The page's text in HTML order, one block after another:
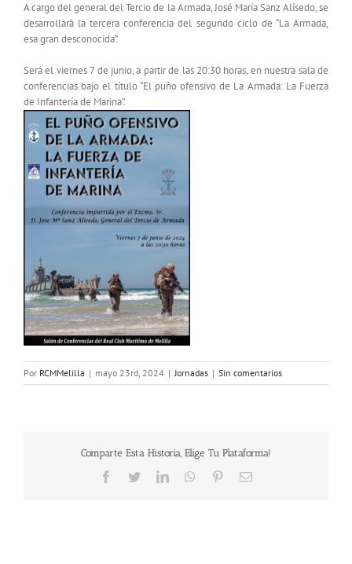
A cargo del general del Tercio de la Armada, José María Sanz Alísedo, se
desarrollará la tercera conferencia del segundo ciclo de “La Armada,
esa gran desconocida”.
Será el viernes 7 de junio, a partir de las 20:30 horas, en nuestra sala de
conferencias bajo el título “El puño ofensivo de La Armada: La Fuerza
de Infantería de Marina”.
Por RCMMelilla | mayo 23rd, 2024 | Jornadas | Sin comentarios
Comparte Esta Historia, Elige Tu Plataforma!
Facebook
TwitterLinkedInWhatsApp
PinterestCorreo